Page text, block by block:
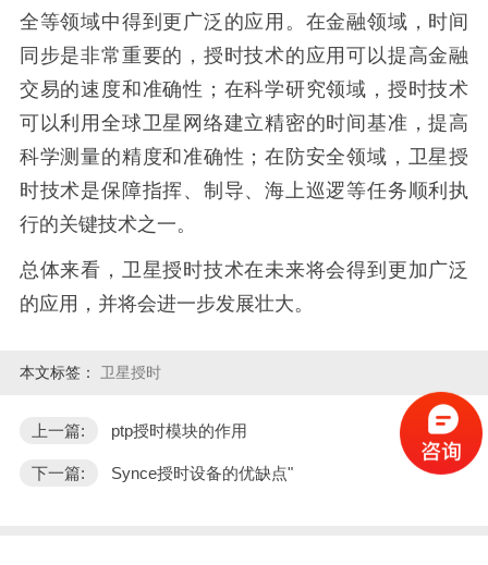
全等领域中得到更广泛的应用。在金融领域，时间
同步是非常重要的，授时技术的应用可以提高金融
交易的速度和准确性；在科学研究领域，授时技术
可以利用全球卫星网络建立精密的时间基准，提高
科学测量的精度和准确性；在防安全领域，卫星授
时技术是保障指挥、制导、海上巡逻等任务顺利执
行的关键技术之一。
总体来看，卫星授时技术在未来将会得到更加广泛
的应用，并将会进一步发展壮大。
本文标签： 卫星授时
上一篇: ptp授时模块的作用
下一篇: Synce授时设备的优缺点"